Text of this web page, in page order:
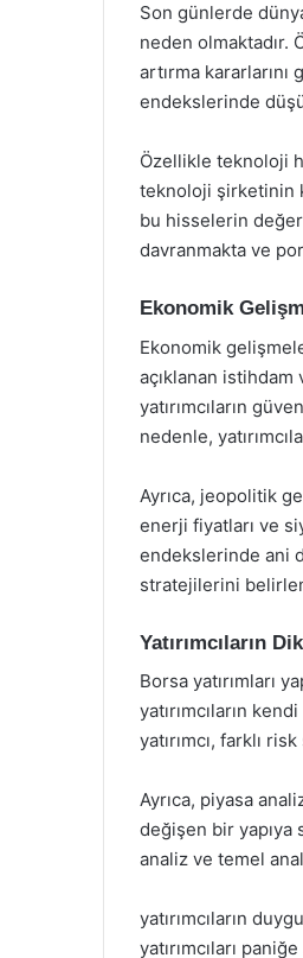
Son günlerde
neden olmaktadır.
artırma kararlarını
endekslerinde
Özellikle teknoloji
teknoloji şirketinin
bu hisselerin değer
davranmakta ve
Ekonomik
Ekonomik
açıklanan
yatırımcıların
nedenle,
Ayrıca, jeopolitik
enerji fiyatları ve
endekslerinde ani
stratejilerini
Yatırımcıların
Borsa yatırımları
yatırımcıların
yatırımcı, farklı
Ayrıca, piyasa
değişen bir yapıya
analiz ve temel
yatırımcıların
yatırımcıları